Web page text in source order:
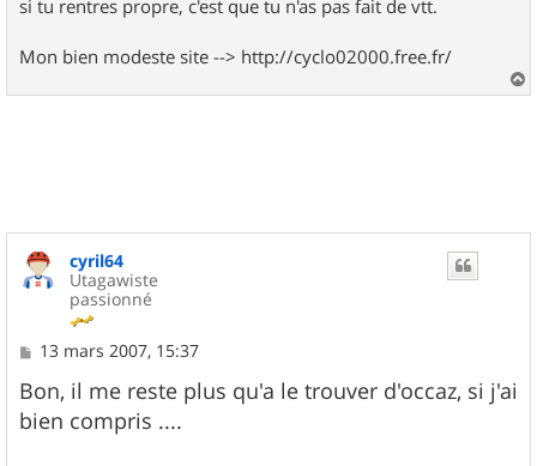
si tu rentres propre, c'est que tu n'as pas fait de vtt.
Mon bien modeste site --> http://cyclo02000.free.fr/
a
cyril64
Utagawiste
passionné
M
s
s
a
13 mars 2007, 15:37
Bon, il me reste plus qu'a le trouver d'occaz, si j'ai
bien compris ....